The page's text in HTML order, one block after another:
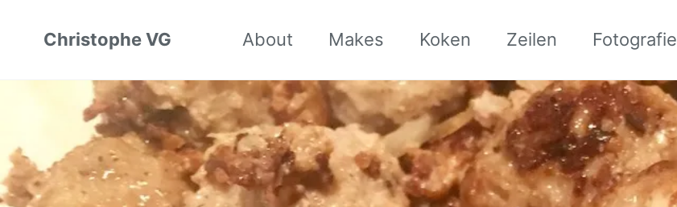
Christophe VG About Makes Koken Zeilen Fotografie